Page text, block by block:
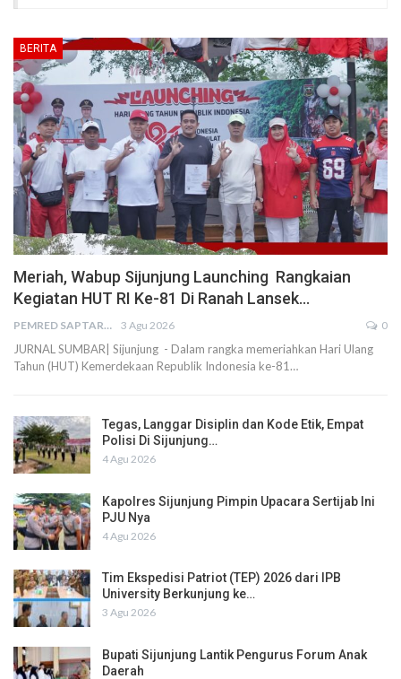
BERITA
Meriah, Wabup Sijunjung Launching Rangkaian
Kegiatan HUT RI Ke-81 Di Ranah Lansek…
PEMRED SAPTARIUS 3 Agu 2026 0
JURNAL SUMBAR| Sijunjung - Dalam rangka memeriahkan Hari Ulang
Tahun (HUT) Kemerdekaan Republik Indonesia ke-81…
Tegas, Langgar Disiplin dan Kode Etik, Empat
Polisi Di Sijunjung…
4 Agu 2026
Kapolres Sijunjung Pimpin Upacara Sertijab Ini
PJU Nya
4 Agu 2026
Tim Ekspedisi Patriot (TEP) 2026 dari IPB
University Berkunjung ke…
3 Agu 2026
Bupati Sijunjung Lantik Pengurus Forum Anak
Daerah